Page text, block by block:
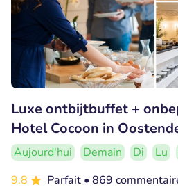
Luxe ontbijtbuffet +
Hotel Cocoon in
Aujourd'hui Demain Di Lu
9.8
Parfait • 869